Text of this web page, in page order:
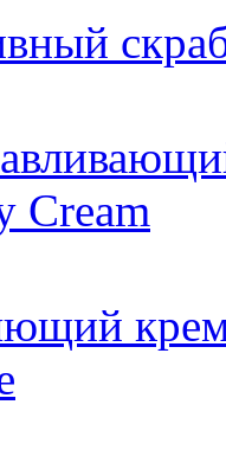
Cream